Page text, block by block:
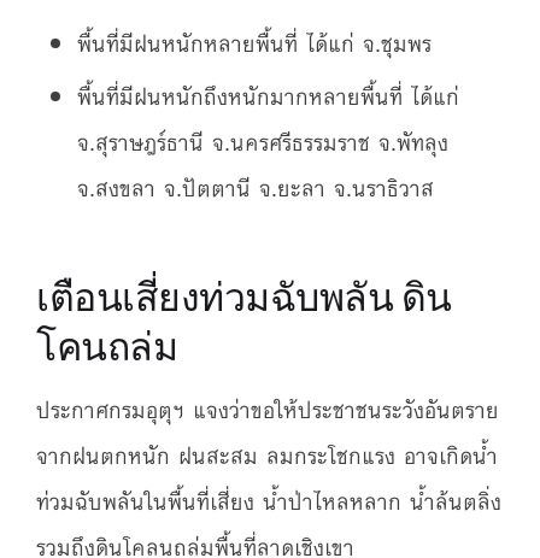
พื้นที่มีฝนหนักหลายพื้นที่ ได้แก่ จ.ชุมพร
พื้นที่มีฝนหนักถึงหนักมากหลายพื้นที่ ได้แก่
จ.สุราษฎร์ธานี จ.นครศรีธรรมราช จ.พัทลุง
จ.สงขลา จ.ปัตตานี จ.ยะลา จ.นราธิวาส
เตือนเสี่ยงท่วมฉับพลัน ดิน
โคนถล่ม
ประกาศกรมอุตุฯ แจงว่าขอให้ประชาชนระวังอันตราย
จากฝนตกหนัก ฝนสะสม ลมกระโชกแรง อาจเกิดน้ำ
ท่วมฉับพลันในพื้นที่เสี่ยง น้ำป่าไหลหลาก น้ำล้นตลิ่ง
รวมถึงดินโคลนถล่มพื้นที่ลาดเชิงเขา